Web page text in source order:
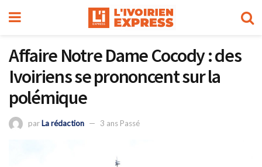
Affaire Notre Dame Cocody : des
Ivoiriens se prononcent sur la
polémique
parLa rédaction 3 ans Passé